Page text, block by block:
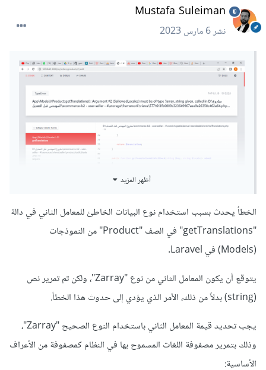
Mustafa Suleiman
نشر6 مارس 2023
أظهر المزيد
الخطأ يحدث بسبب استخدام نوع البيانات الخاطئ للمعامل الثاني في دالة
"getTranslations" في الصف "Product" من النموذجات
يتوقع أن يكون المعامل الثاني من نوع "Zarray"، ولكن تم تمرير نص
يجب تحديد قيمة المعامل الثاني باستخدام النوع الصحيح "Zarray"،
وذلك بتمرير مصفوفة اللغات المسموح بها في النظام كمصفوفة من الأعراف
الأساسية: